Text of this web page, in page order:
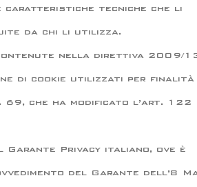
caratteristiche tecniche che li
da chi li utilizza.
nella direttiva 2009/
di cookie utilizzati per finalità
69, che ha modificato l’art. 122
Privacy italiano, ove è
del Garante dell’8